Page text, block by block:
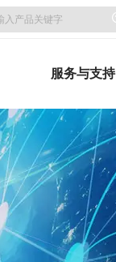
服务与支持